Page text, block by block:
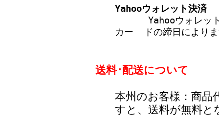
Yahooウォレット決済
Yahooウォレット決
カー ドの締日により
送料･配送について
本州のお客様：商
すと、送料が無料と